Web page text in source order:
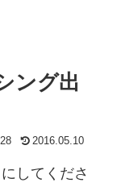
ング出
2016.05.10
してくださ